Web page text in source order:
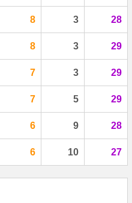
8 3 28
8 3 29
7 3 29
7 5 29
6 9 28
6 10 27